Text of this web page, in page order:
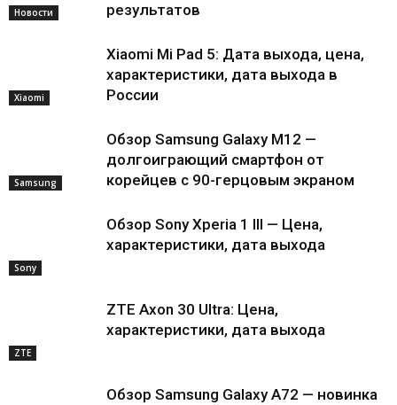
Новости
результатов
Xiaomi
Xiaomi Mi Pad 5: Дата выхода, цена,
характеристики, дата выхода в
России
Samsung
Обзор Samsung Galaxy M12 —
долгоиграющий смартфон от
корейцев с 90-герцовым экраном
Sony
Обзор Sony Xperia 1 III — Цена,
характеристики, дата выхода
ZTE
ZTE Axon 30 Ultra: Цена,
характеристики, дата выхода
Обзор Samsung Galaxy A72 — новинка